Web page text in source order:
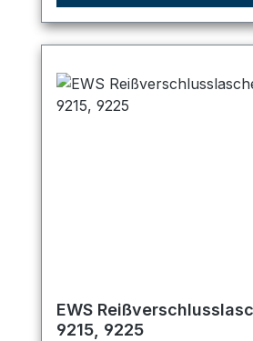
EWS
9215, 9225